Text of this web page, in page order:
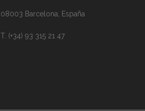
08003 Barcelona, España
T. (+34) 93 315 21 47